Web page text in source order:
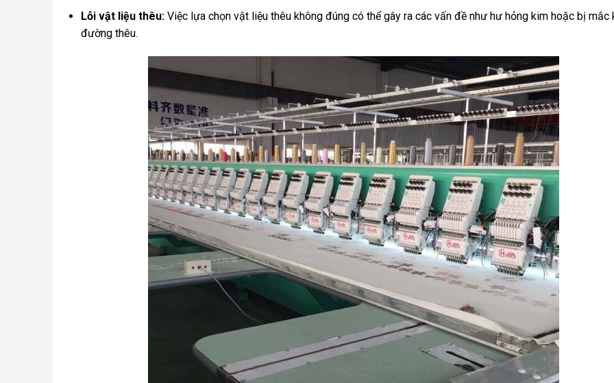
Lỗi vật liệu thêu: Việc lựa chọn vật liệu thêu không đúng có thể gây ra các vấn đề như hư hỏng kim hoặc bị mắc
đường thêu.